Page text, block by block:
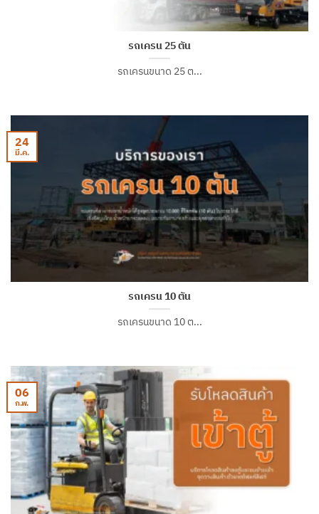
รถเครน 25 ตัน
รถเครนขนาด 25 ต...
รถเครน 10 ตัน
รถเครนขนาด 10 ต...
24
มี.ค.
06
ก.พ.